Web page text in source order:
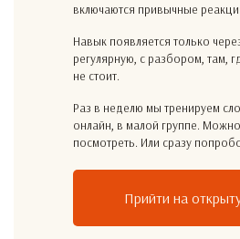
включаются привычные
Навык появляется только
регулярную, с разбором, там,
не стоит.
Раз в неделю мы тренируем
онлайн, в малой группе.
посмотреть. Или сразу
Прийти на